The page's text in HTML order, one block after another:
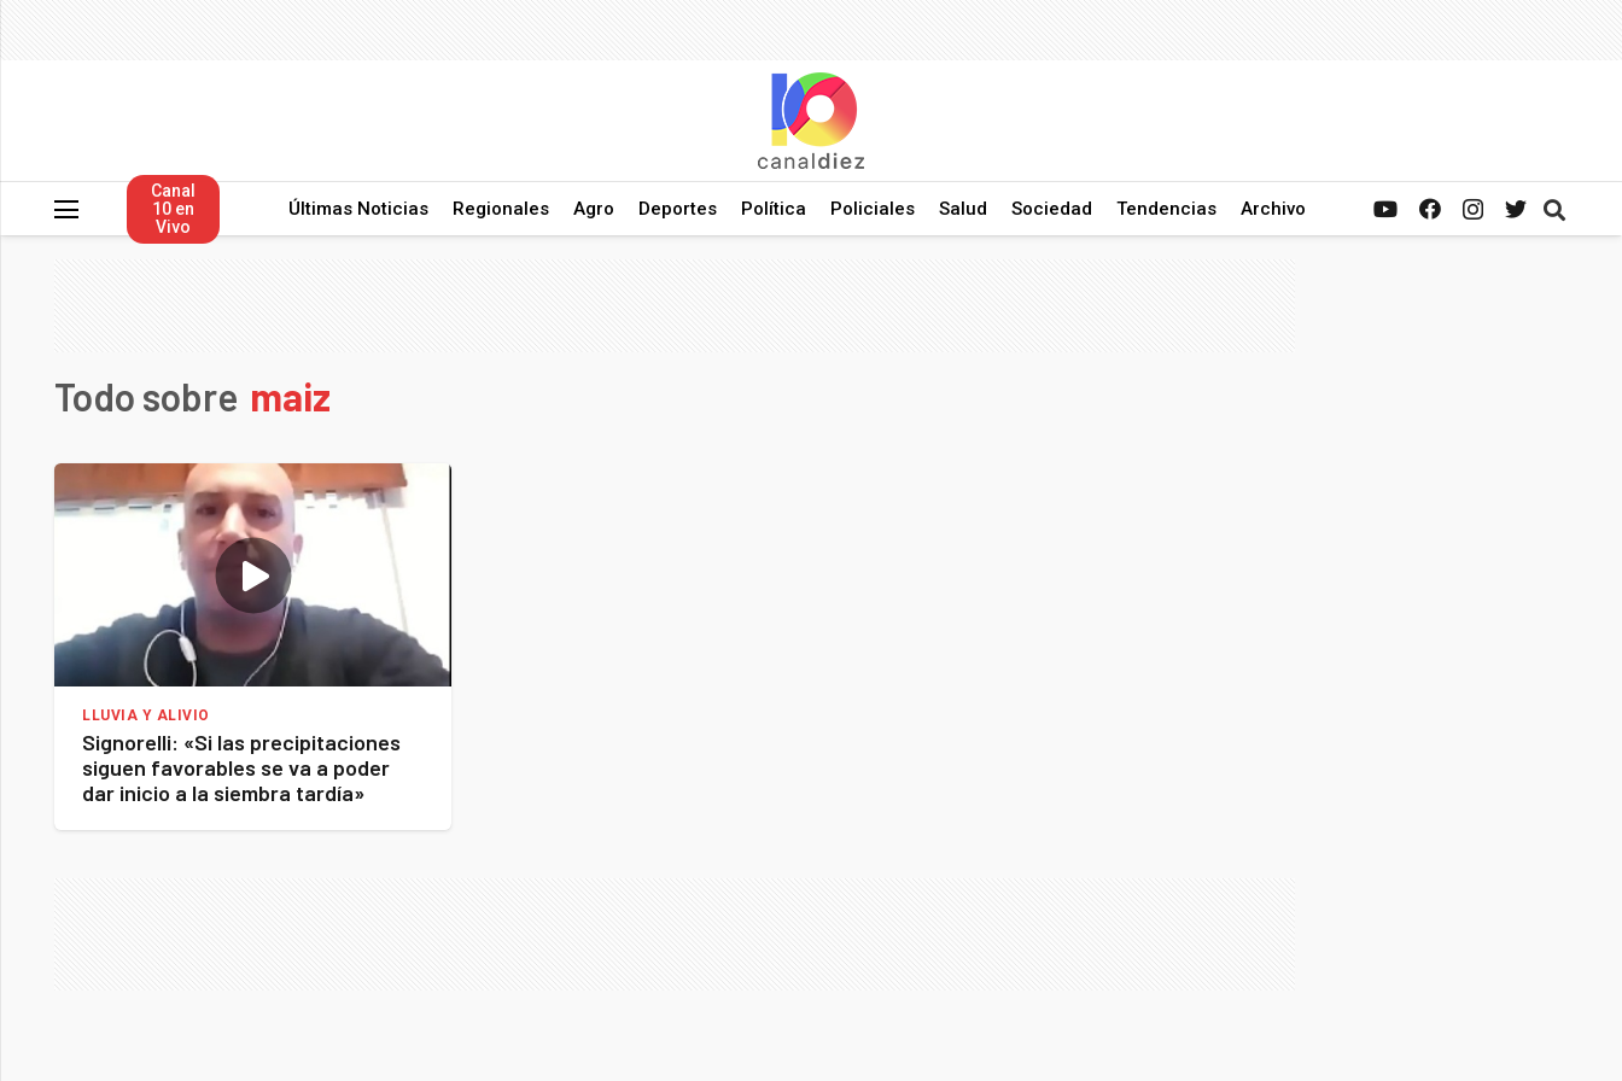
Canal
10 en
Vivo
Últimas Noticias Regionales Agro Deportes Política Policiales Salud Sociedad Tendencias Archivo
Todo sobre maiz
LLUVIA Y ALIVIO
Signorelli: «Si las precipitaciones
siguen favorables se va a poder
dar inicio a la siembra tardía»